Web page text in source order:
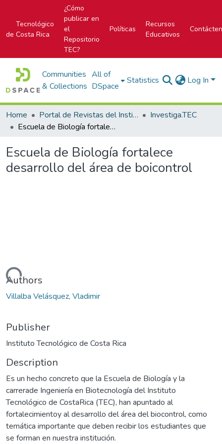
Tecnológico
de Costa Rica
¿Cómo
publicar en
el
Repositorio
TEC?
Políticas
Recursos
Educativos
Communities
& Collections
All of
DSpace
Statistics Log In
Home Portal de Revistas del Instituto Tecnológico de Costa Rica
Investiga.TEC
Escuela de Biología fortalece desarrollo del área de boicontrol
Escuela de Biología fortalece
desarrollo del área de boicontrol
Loading...
Authors
Villalba Velásquez, Vladimir
Publisher
Instituto Tecnológico de Costa Rica
Description
Es un hecho concreto que la Escuela de Biología y la
carrerade Ingeniería en Biotecnología del Instituto
Tecnológico de CostaRica (TEC), han apuntado al
fortalecimientoy al desarrollo del área del biocontrol, como
temática importante que deben recibir los estudiantes que
se forman en nuestra institución.